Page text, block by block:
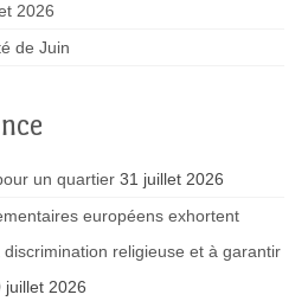
2026
de Juin
un quartier 31 juillet 2026
européens exhortent
discrimination religieuse et à garantir
juillet 2026